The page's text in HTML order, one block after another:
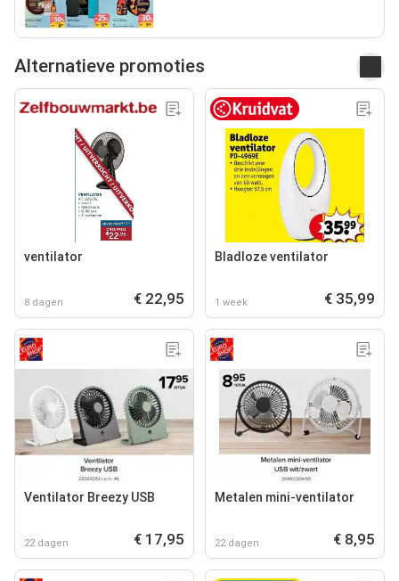
Alternatieve promoties
ventilator
8 dagen € 22,95
Bladloze ventilator
1 week € 35,99
Ventilator Breezy USB
22 dagen € 17,95
Metalen mini-ventilator
22 dagen € 8,95